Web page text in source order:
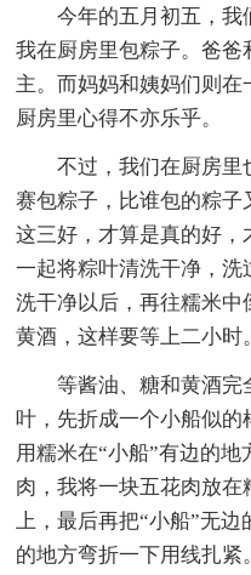
今年的五月初五，我
我在厨房里包粽子。爸
主。而妈妈和姨妈们则
厨房里心得不亦乐乎。
不过，我们在厨房里
赛包粽子，比谁包的粽子
这三好，才算是真的好
一起将粽叶清洗干净，洗
洗干净以后，再往糯米
黄酒，这样要等上二小时。
等酱油、糖和黄酒完
叶，先折成一个小船似的
用糯米在“小船”有边的
肉，我将一块五花肉放
上，最后再把“小船”无
的地方弯折一下用线扎